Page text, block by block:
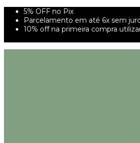
5% OFF no Pix
Parcelamento em até 6x sem
10% off na primeira compra